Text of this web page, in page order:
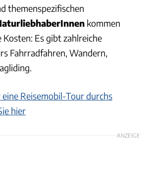
themenspezifischen
kommen
Es gibt zahlreiche
Fahrradfahren, Wandern,
Reisemobil-Tour durchs
hier
ANZEIGE